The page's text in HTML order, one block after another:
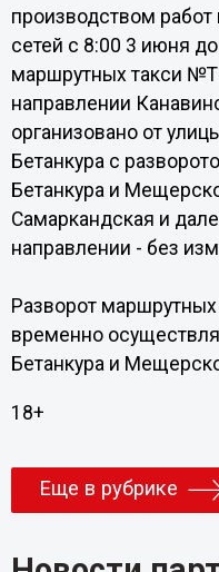
производством
сетей с 8:00 3 июня
маршрутных такси
направлении
организовано от
Бетанкура с
Бетанкура и
Самаркандская и
направлении - без
Разворот
временно
Бетанкура и
18+
Еще в рубрике